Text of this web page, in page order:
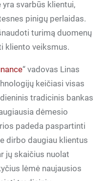
svarbūs klientui,
pinigų perlaidas.
turimą duomenų
kliento veiksmus.
“ vadovas Linas
keičiasi visas
tradicinis bankas
dėmesio
padeda paspartinti
dirbo daugiau klientus
jų skaičius nuolat
lėmė naujausios